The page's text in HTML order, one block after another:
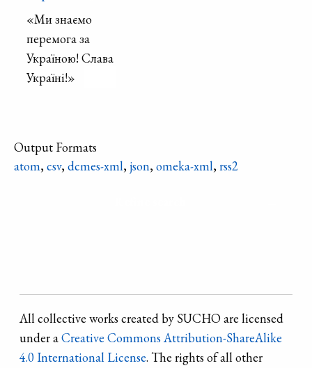
«Ми знаємо
перемога за
Україною! Слава
Україні!»
Output Formats
atom, csv, dcmes-xml, json, omeka-xml, rss2
All collective works created by SUCHO are licensed
under aCreative Commons Attribution-ShareAlike
4.0 International License. The rights of all other